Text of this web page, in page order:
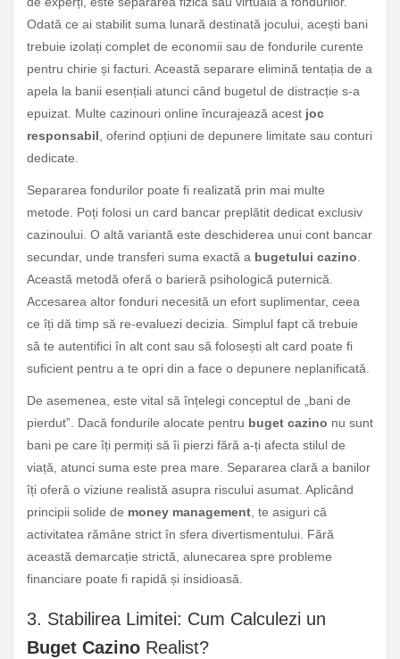
Odată ce ai stabilit suma lunară destinată jocului, acești bani
trebuie izolați complet de economii sau de fondurile curente
pentru chirie și facturi. Această separare elimină tentația de a
apela la banii esențiali atunci când bugetul de distracție s-a
epuizat. Multe cazinouri online încurajează acest joc
responsabil , oferind opțiuni de depunere limitate sau conturi
dedicate.
Separarea fondurilor poate fi realizată prin mai multe
metode. Poți folosi un card bancar preplătit dedicat exclusiv
cazinoului. O altă variantă este deschiderea unui cont bancar
secundar, unde transferi suma exactă a bugetului cazino
Această metodă oferă o barieră psihologică puternică.
Accesarea altor fonduri necesită un efort suplimentar, ceea
ce îți dă timp să re-evaluezi decizia. Simplul fapt că trebuie
să te autentifici în alt cont sau să folosești alt card poate fi
suficient pentru a te opri din a face o depunere neplanificată.
De asemenea, este vital să înțelegi conceptul de „bani de
pierdut”. Dacă fondurile alocate pentru buget cazino nu sunt
bani pe care îți permiți să îi pierzi fără a-ți afecta stilul de
viață, atunci suma este prea mare. Separarea clară a banilor
îți oferă o viziune realistă asupra riscului asumat. Aplicând
principii solide de money management, te asiguri că
activitatea rămâne strict în sfera divertismentului. Fără
această demarcație strictă, alunecarea spre probleme
financiare poate fi rapidă și insidioasă.
3. Stabilirea Limitei: Cum Calculezi un
Buget Cazino Realist?